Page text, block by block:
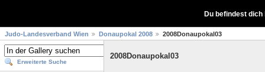
Du befindest
Judo-Landesverband Wien Donaupokal 2008 2008Donaupokal03
Erweiterte Suche
2008Donaupokal03